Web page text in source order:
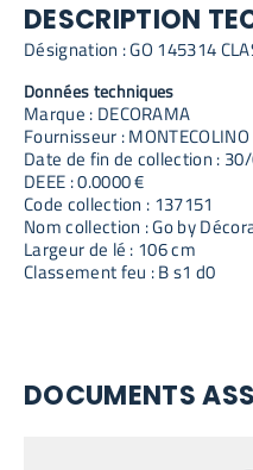
DESCRIPTION
Désignation : GO 145314
Données techniques
Marque : DECORAMA
Fournisseur : MONTECOLINO
Date de fin de collection :
DEEE : 0.0000 €
Code collection : 137151
Nom collection : Go by
Largeur de lé : 106 cm
Classement feu : B s1 d0
DOCUMENTS